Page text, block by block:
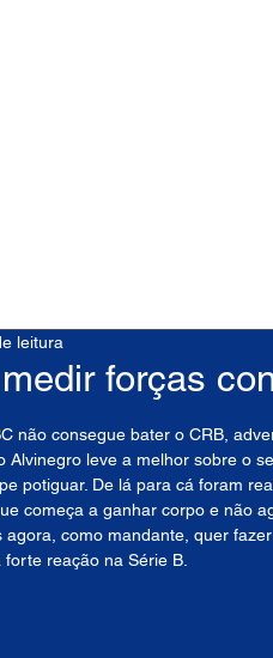
forças
leitura
5 estrelas.
não consegue bater o CRB,
Alvinegro leve a melhor sobre o
potiguar. De lá para cá foram
começa a ganhar corpo e não
como mandante, quer
reação na Série B.